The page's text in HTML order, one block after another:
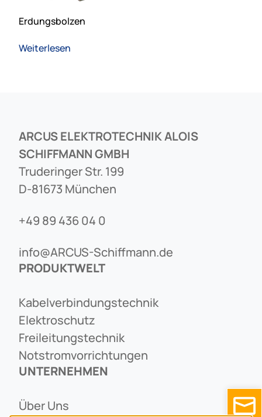
Erdungsbolzen
Weiterlesen
ARCUS ELEKTROTECHNIK ALOIS
SCHIFFMANN GMBH
Truderinger Str. 199
D-81673 München
+49 89 436 04 0
info@ARCUS-Schiffmann.de
PRODUKTWELT
Kabelverbindungstechnik
Elektroschutz
Freileitungstechnik
Notstromvorrichtungen
UNTERNEHMEN
Über Uns